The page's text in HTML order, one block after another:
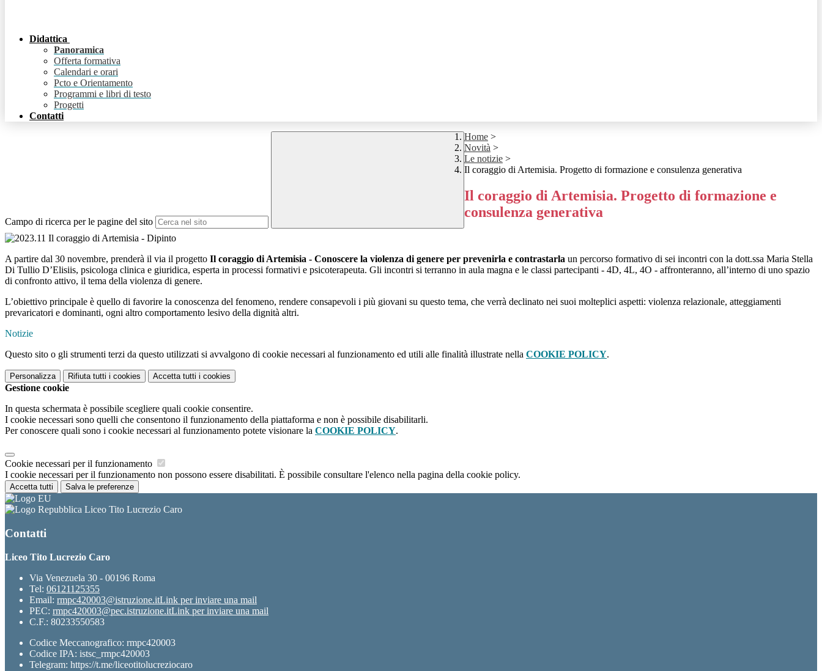
Didattica
Panoramica
Offerta formativa
Calendari e orari
Pcto e Orientamento
Programmi e libri di testo
Progetti
Contatti
Campo di ricerca per le pagine del sito
Home >
Novità >
Le notizie >
Il coraggio di Artemisia. Progetto di formazione e consulenza generativa
Il coraggio di Artemisia. Progetto di formazione e
consulenza generativa
A partire dal 30 novembre, prenderà il via il progetto Il coraggio di Artemisia - Conoscere la violenza di genere per prevenirla e contrastarla un percorso formativo di sei incontri con la dott.ssa Maria Stella
Di Tullio D’Elisiis, psicologa clinica e giuridica, esperta in processi formativi e psicoterapeuta. Gli incontri si terranno in aula magna e le classi partecipanti - 4D, 4L, 4O - affronteranno, all’interno di uno spazio
di confronto attivo, il tema della violenza di genere.
L’obiettivo principale è quello di favorire la conoscenza del fenomeno, rendere consapevoli i più giovani su questo tema, che verrà declinato nei suoi molteplici aspetti: violenza relazionale, atteggiamenti
prevaricatori e dominanti, ogni altro comportamento lesivo della dignità altri.
Notizie
Questo sito o gli strumenti terzi da questo utilizzati si avvalgono di cookie necessari al funzionamento ed utili alle finalità illustrate nella COOKIE POLICY.
Personalizza Rifiuta tutti i cookies Accetta tutti i cookies
Gestione cookie
In questa schermata è possibile scegliere quali cookie consentire.
I cookie necessari sono quelli che consentono il funzionamento della piattaforma e non è possibile disabilitarli.
Per conoscere quali sono i cookie necessari al funzionamento potete visionare la COOKIE POLICY.
Cookie necessari per il funzionamento
I cookie necessari per il funzionamento non possono essere disabilitati. È possibile consultare l'elenco nella pagina della cookie policy.
Accetta tutti Salva le preferenze
Liceo Tito Lucrezio Caro
Contatti
Liceo Tito Lucrezio Caro
Via Venezuela 30 - 00196 Roma
Tel: 06121125355
Email: rmpc420003@istruzione.itLink per inviare una mail
PEC: rmpc420003@pec.istruzione.itLink per inviare una mail
C.F.: 80233550583
Codice Meccanografico: rmpc420003
Codice IPA: istsc_rmpc420003
Telegram: https://t.me/liceotitolucreziocaro